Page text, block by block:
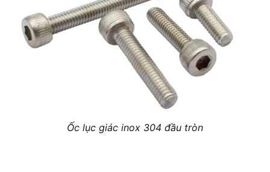
Ốc lục giác inox 304 đầu tròn